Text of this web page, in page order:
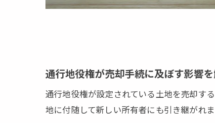
地域特
地役権の時
不動
通行地
売却後
買主と
通行地役権が売却手続に及ぼす影響
通行地役権が設定されている土地を売却す
地に付随して新しい所有者にも引き継がれ